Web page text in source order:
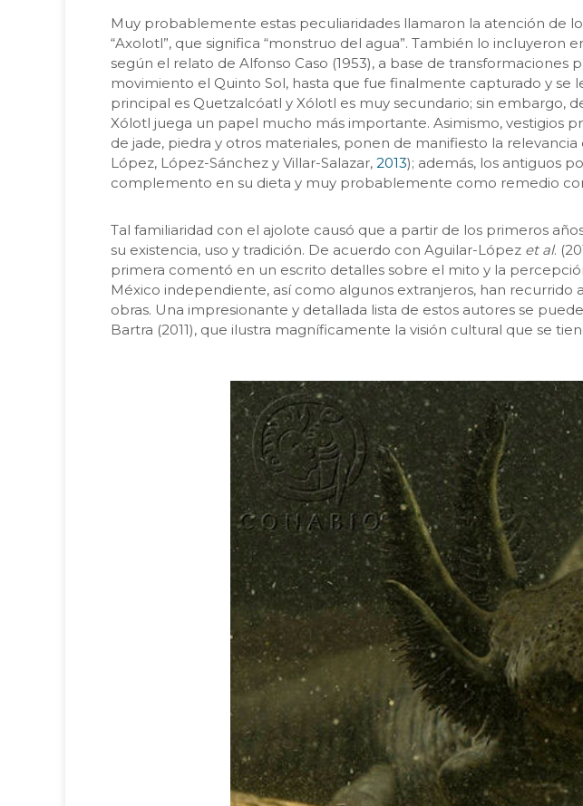
Muy probablemente estas peculiaridades llamaron la atención de
“Axolotl”, que significa “monstruo del agua”. También lo
según el relato de Alfonso Caso (1953), a base de
movimiento el Quinto Sol, hasta que fue finalmente capturado y
principal es Quetzalcóatl y Xólotl es muy secundario; sin embargo,
Xólotl juega un papel mucho más importante. Asimismo, vestigios
de jade, piedra y otros materiales, ponen de manifiesto la
López, López-Sánchez y Villar-Salazar, 2013); además, los antiguos
complemento en su dieta y muy probablemente como remedio
Tal familiaridad con el ajolote causó que a partir de los primeros
su existencia, uso y tradición. De acuerdo con Aguilar-López et al.
primera comentó en un escrito detalles sobre el mito y la
México independiente, así como algunos extranjeros, han
obras. Una impresionante y detallada lista de estos autores se
Bartra (2011), que ilustra magníficamente la visión cultural que se